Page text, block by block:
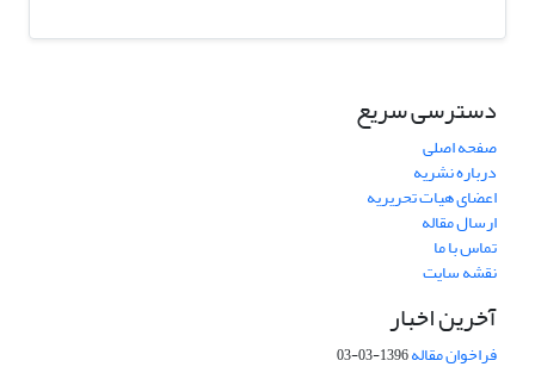
دسترسی سریع
صفحه اصلی
درباره نشریه
اعضای هیات تحریریه
ارسال مقاله
تماس با ما
نقشه سایت
آخرین اخبار
فراخوان مقاله1396-03-03